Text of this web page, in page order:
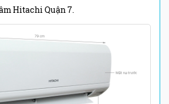
Hitachi Quận 7.